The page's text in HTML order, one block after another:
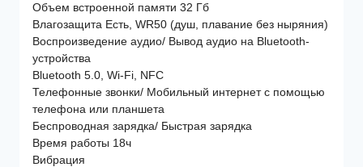
Объем встроенной памяти 32 Гб
Влагозащита Есть, WR50 (душ, плавание без ныряния)
Воспроизведение аудио/ Вывод аудио на Bluetooth-
устройства
Bluetooth 5.0, Wi-Fi, NFC
Телефонные звонки/ Мобильный интернет с помощью
телефона или планшета
Беспроводная зарядка/ Быстрая зарядка
Время работы 18ч
Вибрация